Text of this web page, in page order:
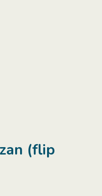
(flip